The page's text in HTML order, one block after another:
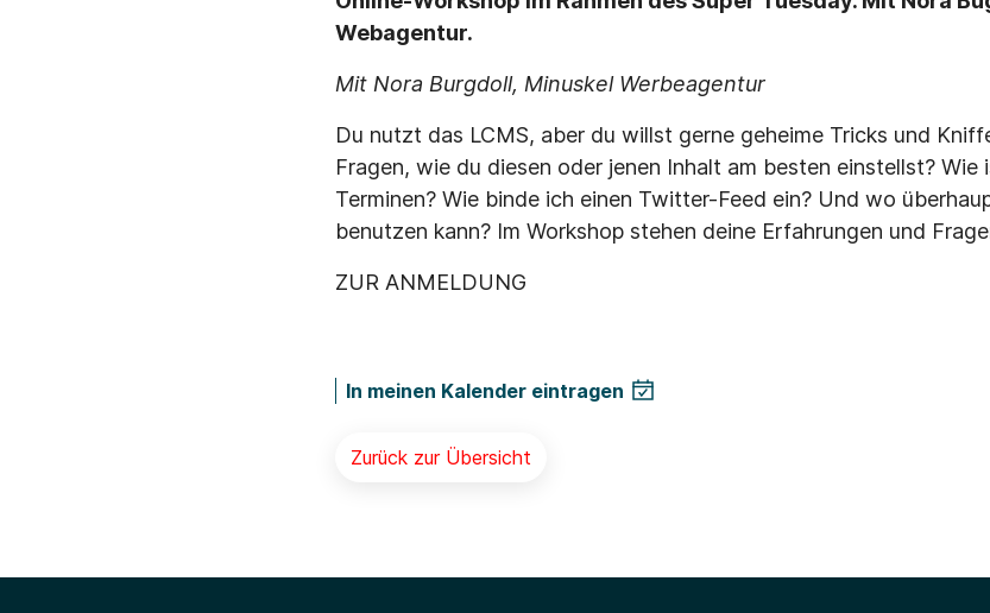
Webagentur.
Mit Nora Burgdoll, Minuskel Werbeagentur
Du nutzt das LCMS, aber du willst gerne geheime Tricks und
Fragen, wie du diesen oder jenen Inhalt am besten einstellst? Wie
Terminen? Wie binde ich einen Twitter-Feed ein? Und wo
benutzen kann? Im Workshop stehen deine Erfahrungen und
ZUR ANMELDUNG
In meinen Kalender eintragen
Zurück zur Übersicht